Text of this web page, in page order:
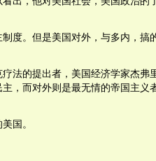
度。但是美国对外，与多内，搞
法的提出者，美国经济学家杰弗
，而对外则是最无情的帝国主义
国。